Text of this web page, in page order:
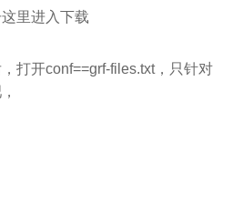
里进入下载
打开conf==grf-files.txt，只针对